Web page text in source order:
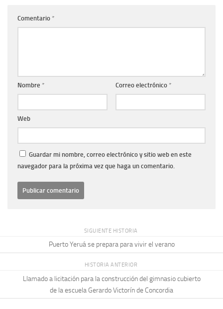
Comentario *
Nombre * Correo electrónico *
Web
Guardar mi nombre, correo electrónico y sitio web en este
navegador para la próxima vez que haga un comentario.
SIGUIENTE HISTORIA
Puerto Yeruá se prepara para vivir el verano
HISTORIA ANTERIOR
Llamado a licitación para la construcción del gimnasio cubierto
de la escuela Gerardo Victorín de Concordia